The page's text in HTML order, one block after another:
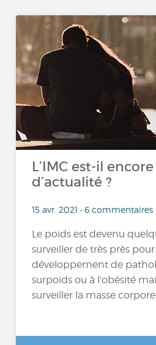
L’IMC est-il
d’actualité ?
15 avr. 2021 • 6 commentaires
Le poids est devenu
surveiller de très près
développement de
surpoids ou à l’obésité
surveiller la masse